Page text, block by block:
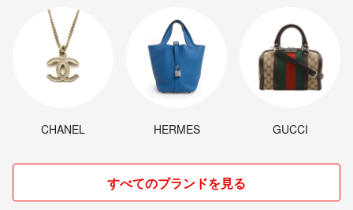
CHANEL HERMES GUCCI
すべてのブランドを見る